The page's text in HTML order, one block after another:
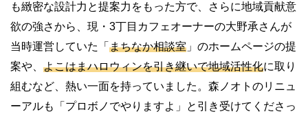
も緻密な設計力と提案力をもった方で、さらに地域貢献意
欲の強さから、現 ・ 3丁目カフェオーナーの大野承さんが
当時運営していた「 まちなか相談室 」のホームページの提
案や、 よこはまハロウィンを引き継いで地域活性化に取り
組むなど、熱い一面を持っていました。森ノオトのリニュ
ーアルも「プロボノでやりますよ」と引き受けてくださっ